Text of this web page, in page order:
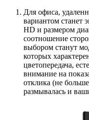
Для офиса,
вариантом станет
HD и размером
соотношение
выбором станут
которых
цветопередача,
внимание на
отклика (не
размывалась и